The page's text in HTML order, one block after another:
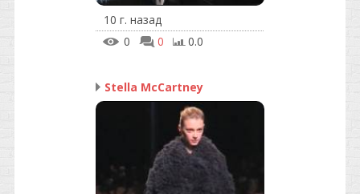
10 г. назад
0
0 0.0
Stella McCartney